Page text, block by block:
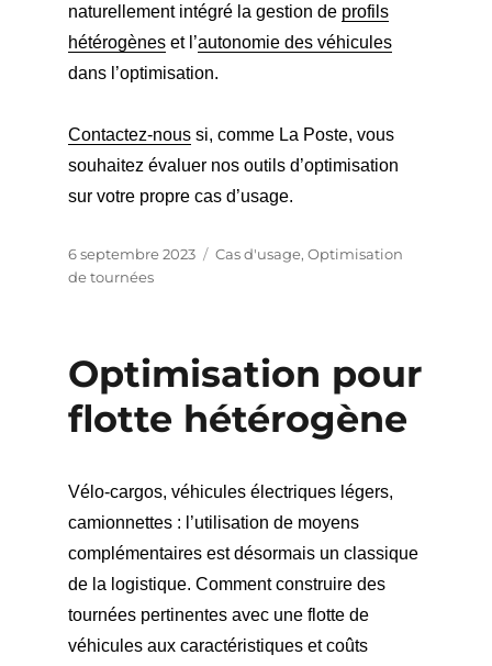
naturellement intégré la gestion de profils
hétérogèneset l’autonomie des véhicules
dans l’optimisation.
Contactez-noussi, comme La Poste, vous
souhaitez évaluer nos outils d’optimisation
sur votre propre cas d’usage.
Publié
le
6 septembre 2023 Catégories
Cas d'usage, Optimisation
de tournées
Optimisation pour
flotte hétérogène
Vélo-cargos, véhicules électriques légers,
camionnettes : l’utilisation de moyens
complémentaires est désormais un classique
de la logistique. Comment construire des
tournées pertinentes avec une flotte de
véhicules aux caractéristiques et coûts